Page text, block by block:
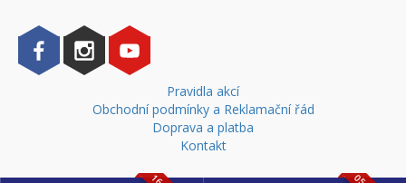
Pravidla akcí
Obchodní podmínky a Reklamační řád
Doprava a platba
Kontakt